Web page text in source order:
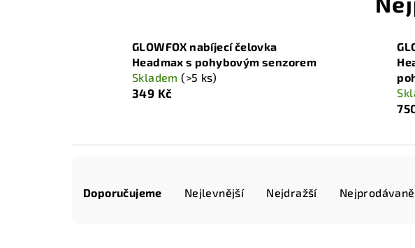
GLOWFOX nabíjecí čelovka
Headmax s pohybovým senzorem
Skladem(>5 ks)
349 Kč
aDoporučujeme Nejlevnější Nejdražší